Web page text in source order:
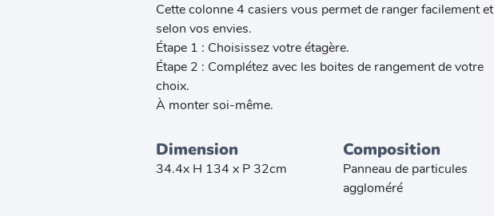
Cette colonne 4 casiers vous permet de ranger facilement et
selon vos envies.
Étape 1 : Choisissez votre étagère.
Étape 2 : Complétez avec les boites de rangement de votre
choix.
À monter soi-même.
Dimension
34.4x H 134 x P 32cm
Composition
Panneau de particules
aggloméré